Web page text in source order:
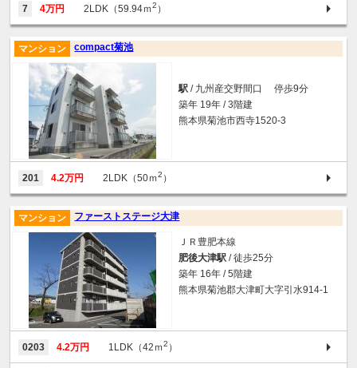
7 4万円 2LDK（59.94ｍ2 ）
compact菊池
マンション
駅 / 九州産交野間口 停歩9分
築年 19年 / 3階建
熊本県菊池市西寺1520-3
201 4.2万円 2LDK（50ｍ2 ）
ファーストステージ大津
マンション
ＪＲ豊肥本線
肥後大津駅 / 徒歩25分
築年 16年 / 5階建
熊本県菊池郡大津町大字引水914-1
0203 4.2万円 1LDK（42ｍ2 ）